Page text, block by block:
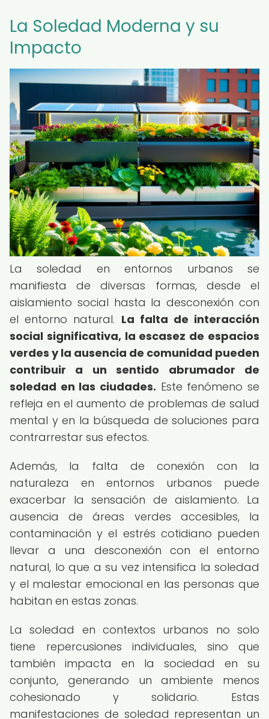
La Soledad Moderna y su
Impacto
La soledad en entornos urbanos se
manifiesta de diversas formas, desde el
aislamiento social hasta la desconexión con
el entorno natural. La falta de interacción
social significativa, la escasez de espacios
verdes y la ausencia de comunidad pueden
contribuir a un sentido abrumador de
soledad en las ciudades. Este fenómeno se
refleja en el aumento de problemas de salud
mental y en la búsqueda de soluciones para
contrarrestar sus efectos.
Además, la falta de conexión con la
naturaleza en entornos urbanos puede
exacerbar la sensación de aislamiento. La
ausencia de áreas verdes accesibles, la
contaminación y el estrés cotidiano pueden
llevar a una desconexión con el entorno
natural, lo que a su vez intensifica la soledad
y el malestar emocional en las personas que
habitan en estas zonas.
La soledad en contextos urbanos no solo
tiene repercusiones individuales, sino que
también impacta en la sociedad en su
conjunto, generando un ambiente menos
cohesionado y solidario. Estas
manifestaciones de soledad representan un